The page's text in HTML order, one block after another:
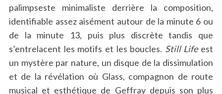
palimpseste minimaliste derrière la composition,
identifiable assez aisément autour de la minute 6 ou
de la minute 13, puis plus discrète tandis que
s’entrelacent les motifs et les boucles. Still Lifeest
un mystère par nature, un disque de la dissimulation
et de la révélation où Glass, compagnon de route
musical et esthétique de Geffray depuis son plus